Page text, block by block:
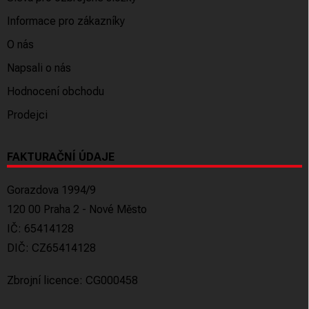
Informace pro zákazníky
O nás
Napsali o nás
Hodnocení obchodu
Prodejci
FAKTURAČNÍ ÚDAJE
Gorazdova 1994/9
120 00 Praha 2 - Nové Město
IČ: 65414128
DIČ: CZ65414128
Zbrojní licence: CG000458